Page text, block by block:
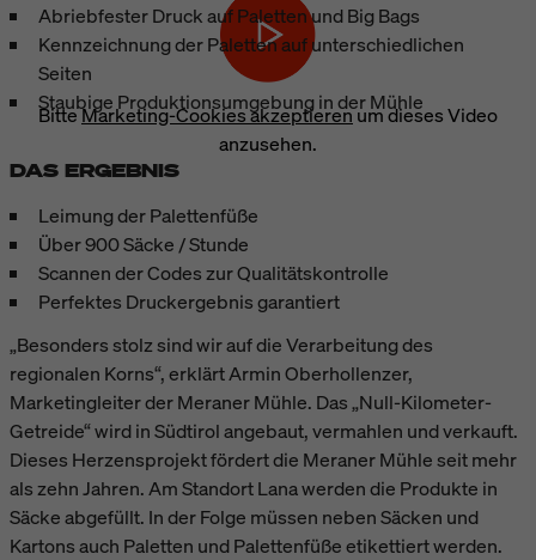
BitteMarketing-Cookies akzeptierenum dieses Video
anzusehen.
Abriebfester Druck auf Paletten und Big Bags
Kennzeichnung der Paletten auf unterschiedlichen
Seiten
Staubige Produktionsumgebung in der Mühle
DAS ERGEBNIS
Leimung der Palettenfüße
Über 900 Säcke / Stunde
Scannen der Codes zur Qualitätskontrolle
Perfektes Druckergebnis garantiert
„Besonders stolz sind wir auf die Verarbeitung des
regionalen Korns“, erklärt Armin Oberhollenzer,
Marketingleiter der Meraner Mühle. Das „Null-Kilometer-
Getreide“ wird in Südtirol angebaut, vermahlen und verkauft.
Dieses Herzensprojekt fördert die Meraner Mühle seit mehr
als zehn Jahren. Am Standort Lana werden die Produkte in
Säcke abgefüllt. In der Folge müssen neben Säcken und
Kartons auch Paletten und Palettenfüße etikettiert werden.